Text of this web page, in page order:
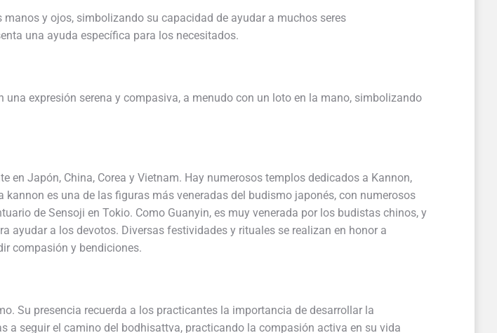
y ojos, simbolizando su capacidad de ayudar a muchos seres
una ayuda específica para los necesitados.
expresión serena y compasiva, a menudo con un loto en la mano, simbolizando
en Japón, China, Corea y Vietnam. Hay numerosos templos dedicados a Kannon,
es una de las figuras más veneradas del budismo japonés, con numerosos
de Sensoji en Tokio. Como Guanyin, es muy venerada por los budistas chinos, y
a los devotos. Diversas festividades y rituales se realizan en honor a
compasión y bendiciones.
Su presencia recuerda a los practicantes la importancia de desarrollar la
seguir el camino del bodhisattva, practicando la compasión activa en su vida